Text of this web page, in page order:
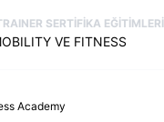
SERTİFİKA EĞİTİMLERİ
VE FITNESS
Academy